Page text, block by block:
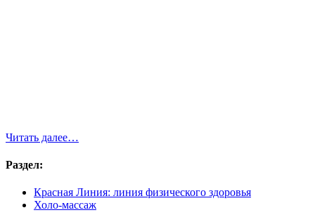
Читать далее…
Раздел:
Красная Линия: линия физического здоровья
Холо-массаж